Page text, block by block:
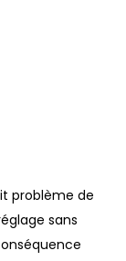
problème de
sans